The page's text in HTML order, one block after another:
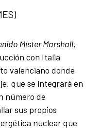
Míster Marshall,
con Italia
valenciano donde
que se integrará en
número de
sus propios
nuclear que